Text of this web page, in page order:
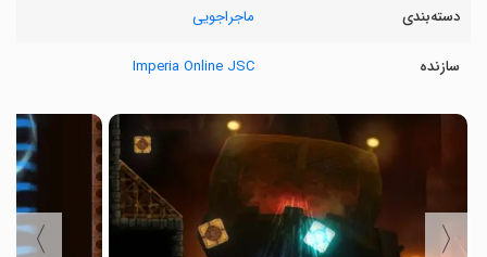
دسته‌بندی ماجراجویی
سازنده Imperia Online JSC
〈
〉